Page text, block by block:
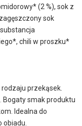
(2 %), sok z
sok
chili w proszku*
przekąsek.
Bogaty smak produktu
Idealna do
obiadu.